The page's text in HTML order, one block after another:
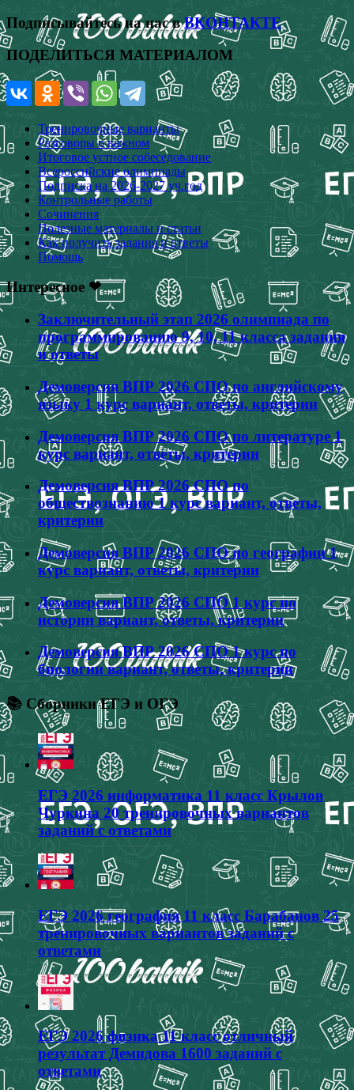
Подписывайтесь на нас вВКОНТАКТЕ
ПОДЕЛИТЬСЯ МАТЕРИАЛОМ
Тренировочные варианты
Разговоры о важном
Итоговое устное собеседование
Всероссийские олимпиады
Подписка на 2026-2027 уч.год
Контрольные работы
Сочинения
Полезные материалы и статьи
Как получить задания и ответы
Помощь
Интересное ❤
Заключительный этап 2026 олимпиада по
программированию 9, 10, 11 класса задания
и ответы
Демоверсия ВПР 2026 СПО по английскому
языку 1 курс вариант, ответы, критерии
Демоверсия ВПР 2026 СПО по литературе 1
курс вариант, ответы, критерии
Демоверсия ВПР 2026 СПО по
обществознанию 1 курс вариант, ответы,
критерии
Демоверсия ВПР 2026 СПО по географии 1
курс вариант, ответы, критерии
Демоверсия ВПР 2026 СПО 1 курс по
истории вариант, ответы, критерии
Демоверсия ВПР 2026 СПО 1 курс по
биологии вариант, ответы, критерии
📚 Сборники ЕГЭ и ОГЭ
ЕГЭ 2026 информатика 11 класс Крылов
Чуркина 20 тренировочных вариантов
заданий с ответами
ЕГЭ 2026 география 11 класс Барабанов 25
тренировочных вариантов заданий с
ответами
ЕГЭ 2026 физика 11 класс отличный
результат Демидова 1600 заданий с
ответами